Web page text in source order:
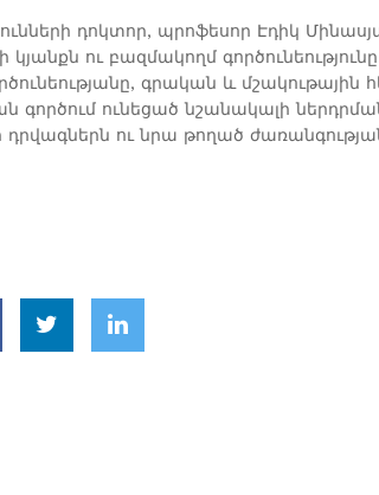
դոկտոր, պրոֆեսոր Էդիկ
ու բազմակողմ
գրական և մշակութային
ունեցած նշանակալի
դրվագներն ու նրա թողած